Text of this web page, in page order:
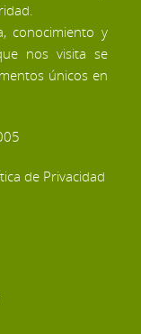
conocimiento y
nos visita se
únicos en
de Privacidad